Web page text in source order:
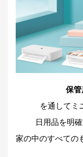
保
を通して ミ
日用品を明
家の中のすべての